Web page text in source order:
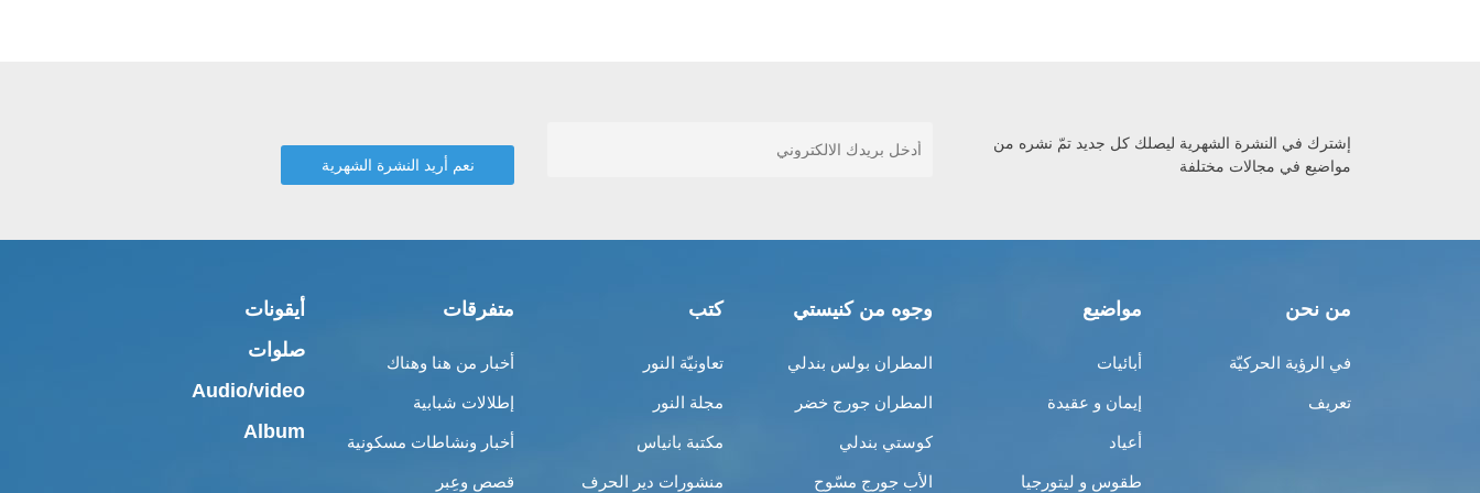
إشترك في النشرة الشهرية ليصلك كل جديد تمّ نشره من
مواضيع في مجالات مختلفة
من نحن
في الرؤية الحركيّة
تعريف
مواضيع
أبائيات
إيمان و عقيدة
أعياد
طقوس و ليتورجيا
وجوه من كنيستي
المطران بولس بندلي
المطران جورج خضر
كوستي بندلي
الأب جورج مسّوح
كتب
تعاونيّة النور
مجلة النور
مكتبة بانياس
منشورات دير الحرف
متفرقات
أخبار من هنا وهناك
إطلالات شبابية
أخبار ونشاطات مسكونية
قصص وعِبر
أيقونات
صلوات
Audio/video
Album